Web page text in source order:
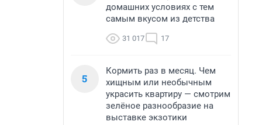
домашних условиях с тем
самым вкусом из детства
31 017 17
5
Кормить раз в месяц. Чем
хищным или необычным
украсить квартиру — смотрим
зелёное разнообразие на
выставке экзотики